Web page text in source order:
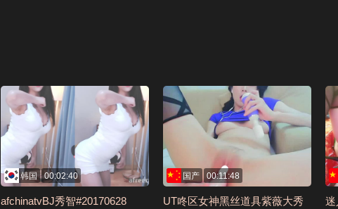
韩国 00:02:40
afchinatvBJ秀智#20170628
国产 00:11:48
UT咚区女神黑丝道具紫薇大秀
迷